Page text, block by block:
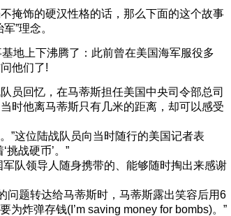
掩饰的硬汉性格的话，那么下面的这个故事
”理念。
地上下沸腾了：此前曾在美国海军服役多
他们了!
员回忆，在马蒂斯担任美国中央司令部总司
时他离马蒂斯只有几米的距离，却可以感受
”这位陆战队员向当时随行的美国记者表
挑战硬币’。”
军队领导人随身携带的、能够随时掏出来感谢
问题转达给马蒂斯时，马蒂斯露出笑容后用6
为炸弹存钱(I’m saving money for bombs)。”